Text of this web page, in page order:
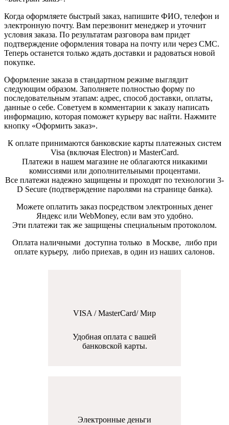
Когда оформляете быстрый заказ, напишите ФИО, телефон и
электронную почту. Вам перезвонит менеджер и уточнит
условия заказа. По результатам разговора вам придет
подтверждение оформления товара на почту или через СМС.
Теперь останется только ждать доставки и радоваться новой
покупке.
Оформление заказа в стандартном режиме выглядит
следующим образом. Заполняете полностью форму по
последовательным этапам: адрес, способ доставки, оплаты,
данные о себе. Советуем в комментарии к заказу написать
информацию, которая поможет курьеру вас найти. Нажмите
кнопку «Оформить заказ».
К оплате принимаются банковские карты платежных систем
Visa (включая Electron) и MasterCard.
Платежи в нашем магазине не облагаются никакими
комиссиями или дополнительными процентами.
Все платежи надежно защищены и проходят по технологии 3-
D Secure (подтверждение паролями на странице банка).
Можете оплатить заказ посредством электронных денег
Яндекс или WebMoney, если вам это удобно.
Эти платежи так же защищены специальным протоколом.
Оплата наличными доступна только в Москве, либо при
оплате курьеру, либо приехав, в один из наших салонов.
VISA / MasterCard/ Мир
Удобная оплата с вашей
банковской карты.
Электронные деньги